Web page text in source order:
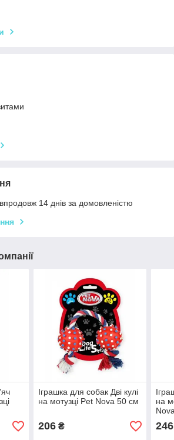
14 днів за домовленістю
Іграшка для собак Дві кулі
на мотузці Pet Nova 50 см
206₴
на
246